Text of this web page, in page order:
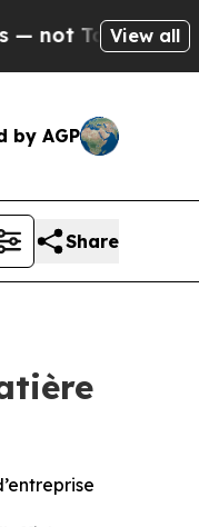
— the
View all
by AGP
Share